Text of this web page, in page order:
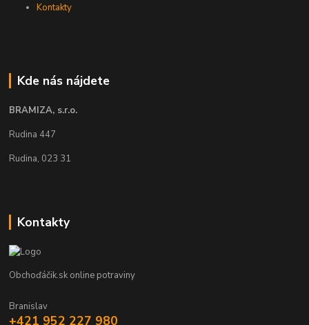
Kontakty
Kde nás nájdete
BRAMIZA, s.r.o.
Rudina 447
Rudina, 023 31
Kontakty
Obchoďáčik.sk online potraviny
Branislav
+421 952 227 980